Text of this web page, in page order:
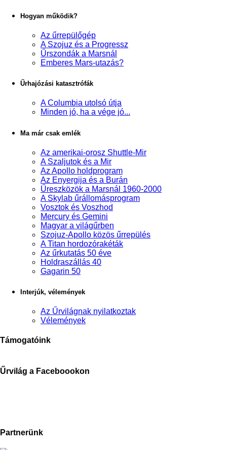
Hogyan működik?
Az űrrepülőgép
A Szojuz és a Progressz
Űrszondák a Marsnál
Emberes Mars-utazás?
Űrhajózási katasztrófák
A Columbia utolsó útja
Minden jó, ha a vége jó...
Ma már csak emlék
Az amerikai-orosz Shuttle-Mir
A Szaljutok és a Mir
Az Apollo holdprogram
Az Enyergija és a Burán
Űreszközök a Marsnál 1960-2000
A Skylab űrállomásprogram
Vosztok és Voszhod
Mercury és Gemini
Magyar a világűrben
Szojuz-Apollo közös űrrepülés
A Titan hordozórakéták
Az űrkutatás 50 éve
Holdraszállás 40
Gagarin 50
Interjúk, vélemények
Az Űrvilágnak nyilatkoztak
Vélemények
Támogatóink
Űrvilág a Faceboookon
Partnerünk